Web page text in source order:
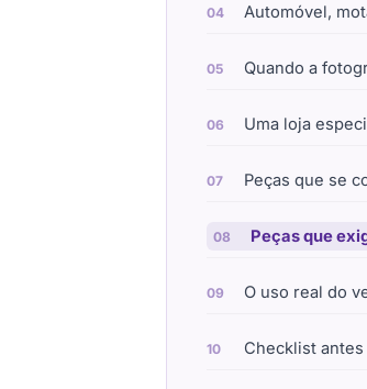
Automóvel,
Quando a
Uma loja
Peças que se
Peças que
O uso real do
Checklist